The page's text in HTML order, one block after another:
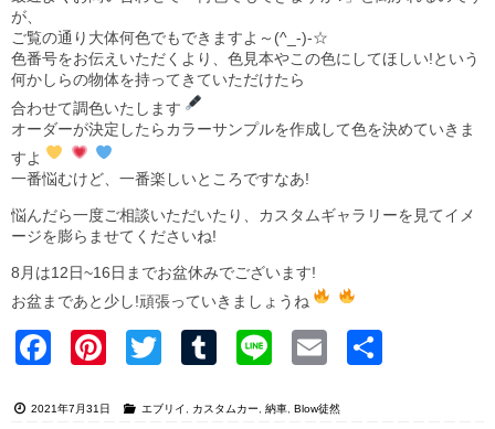
が、
ご覧の通り大体何色でもできますよ～(^_-)-☆
色番号をお伝えいただくより、色見本やこの色にしてほしい!という
何かしらの物体を持ってきていただけたら
合わせて調色いたします
オーダーが決定したらカラーサンプルを作成して色を決めていきま
すよ
一番悩むけど、一番楽しいところですなあ!
悩んだら一度ご相談いただいたり、カスタムギャラリーを見てイメ
ージを膨らませてくださいね!
8月は12日~16日までお盆休みでございます!
お盆まであと少し!頑張っていきましょうね
Faceb Pinter Twitter Tumblr Line Email
2021年7月31日 エブリイ カスタムカー ,納車 ,Blow徒然